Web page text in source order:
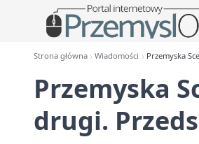
Strona główna Wiadomości Przemyska
Przemyska
drugi.